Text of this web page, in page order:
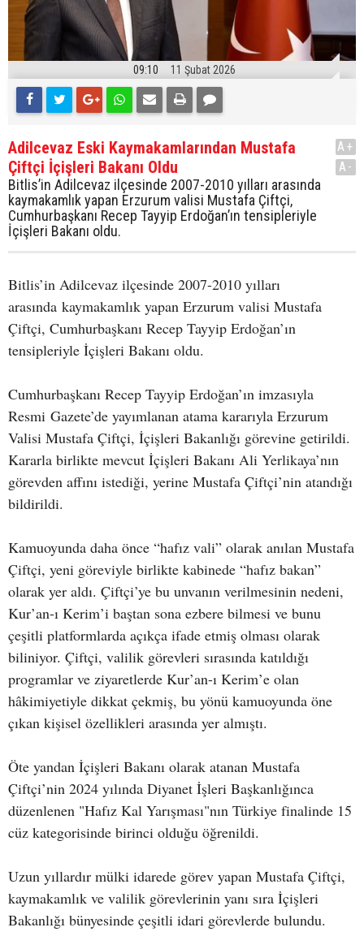
09:10 11 Şubat 2026
Adilcevaz Eski Kaymakamlarından Mustafa
Çiftçi İçişleri Bakanı Oldu
Bitlis’in Adilcevaz ilçesinde 2007-2010 yılları arasında
kaymakamlık yapan Erzurum valisi Mustafa Çiftçi,
Cumhurbaşkanı Recep Tayyip Erdoğan’ın tensipleriyle
İçişleri Bakanı oldu.
A+
A-
Bitlis’in Adilcevaz ilçesinde 2007-2010 yılları
arasında kaymakamlık yapan Erzurum valisi Mustafa
Çiftçi, Cumhurbaşkanı Recep Tayyip Erdoğan’ın
tensipleriyle İçişleri Bakanı oldu.
Cumhurbaşkanı Recep Tayyip Erdoğan’ın imzasıyla
Resmi Gazete’de yayımlanan atama kararıyla Erzurum
Valisi Mustafa Çiftçi, İçişleri Bakanlığı görevine getirildi.
Kararla birlikte mevcut İçişleri Bakanı Ali Yerlikaya’nın
görevden affını istediği, yerine Mustafa Çiftçi’nin atandığı
bildirildi.
Kamuoyunda daha önce “hafız vali” olarak anılan Mustafa
Çiftçi, yeni göreviyle birlikte kabinede “hafız bakan”
olarak yer aldı. Çiftçi’ye bu unvanın verilmesinin nedeni,
Kur’an-ı Kerim’i baştan sona ezbere bilmesi ve bunu
çeşitli platformlarda açıkça ifade etmiş olması olarak
biliniyor. Çiftçi, valilik görevleri sırasında katıldığı
programlar ve ziyaretlerde Kur’an-ı Kerim’e olan
hâkimiyetiyle dikkat çekmiş, bu yönü kamuoyunda öne
çıkan kişisel özellikleri arasında yer almıştı.
Öte yandan İçişleri Bakanı olarak atanan Mustafa
Çiftçi’nin 2024 yılında Diyanet İşleri Başkanlığınca
düzenlenen "Hafız Kal Yarışması"nın Türkiye finalinde 15
cüz kategorisinde birinci olduğu öğrenildi.
Uzun yıllardır mülki idarede görev yapan Mustafa Çiftçi,
kaymakamlık ve valilik görevlerinin yanı sıra İçişleri
Bakanlığı bünyesinde çeşitli idari görevlerde bulundu.